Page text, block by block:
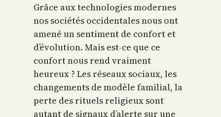
Grâce aux technologies modernes
nos sociétés occidentales nous ont
amené un sentiment de confort et
d’évolution. Mais est-ce que ce
confort nous rend vraiment
heureux ? Les réseaux sociaux, les
changements de modèle familial, la
perte des rituels religieux sont
autant de signaux d’alerte sur une